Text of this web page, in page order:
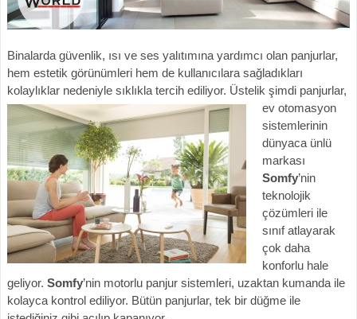
Binalarda güvenlik, ısı ve ses yalıtımına yardımcı olan panjurlar,
hem estetik görünümleri hem de kullanıcılara sağladıkları
kolaylıklar nedeniyle sıklıkla tercih ediliyor. Üstelik şimdi panjurlar,
ev otomasyon
sistemlerinin
dünyaca ünlü
markası
Somfy’nin
teknolojik
çözümleri ile
sınıf atlayarak
çok daha
konforlu hale
geliyor. Somfy’nin motorlu panjur sistemleri, uzaktan kumanda ile
kolayca kontrol ediliyor. Bütün panjurlar, tek bir düğme ile